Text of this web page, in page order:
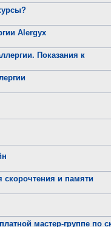
Alergyx
Показания к
скорочтения и памяти
мастер-группе по